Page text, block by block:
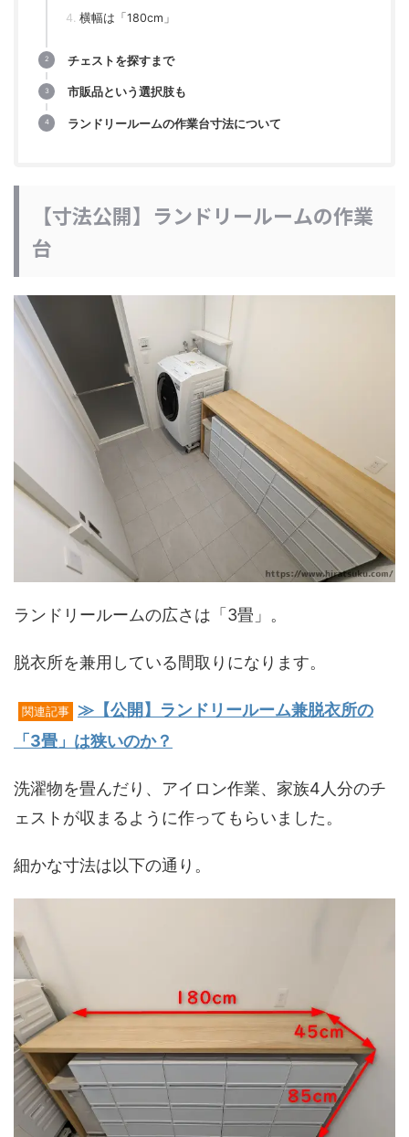
横幅は「180cm」
チェストを探すまで
市販品という選択肢も
ランドリールームの作業台寸法について
【寸法公開】ランドリールームの作業
台
ランドリールームの広さは「3畳」。
脱衣所を兼用している間取りになります。
関連記事
≫【公開】ランドリールーム兼脱衣所の
「3畳」は狭いのか？
洗濯物を畳んだり、アイロン作業、家族4人分のチ
ェストが収まるように作ってもらいました。
細かな寸法は以下の通り。